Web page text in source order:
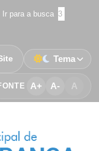
Ir para a busca 3
A+ A- A
Tema